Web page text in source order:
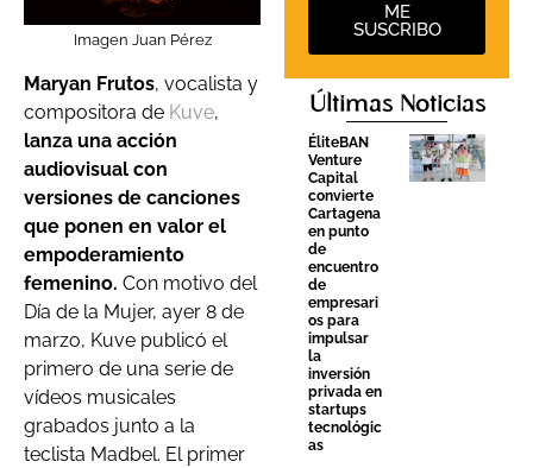
Imagen Juan Pérez
Maryan Frutos, vocalista y
compositora de Kuve,
lanza una acción
audiovisual con
versiones de canciones
que ponen en valor el
empoderamiento
femenino. Con motivo del
Día de la Mujer, ayer 8 de
marzo, Kuve publicó el
primero de una serie de
vídeos musicales
grabados junto a la
teclista Madbel. El primer
ME
SUSCRIBO
Últimas Noticias
ÉliteBAN
Venture
Capital
convierte
Cartagena
en punto
de
encuentro
de
empresari
os para
impulsar
la
inversión
privada en
startups
tecnológic
as